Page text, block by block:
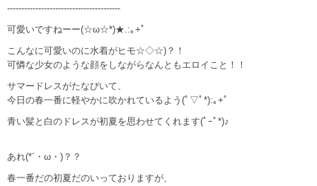
----------------------------------------
可愛いですねーー(☆ω☆*)★.:｡+ﾟ
こんなに可愛いのに水着がヒモ☆◇☆)？！
可憐な少女のような顔をしながらなんともエロイこと！！
サマードレスがたなびいて、
今日の春一番に軽やかに吹かれているよう(ﾟ▽ﾟ*):｡+ﾟ
青い髪と白のドレスが初夏を思わせてくれます(ﾟｰﾟ*)♪
あれ(*´・ω・)？？
春一番だの初夏だのいっておりますが、